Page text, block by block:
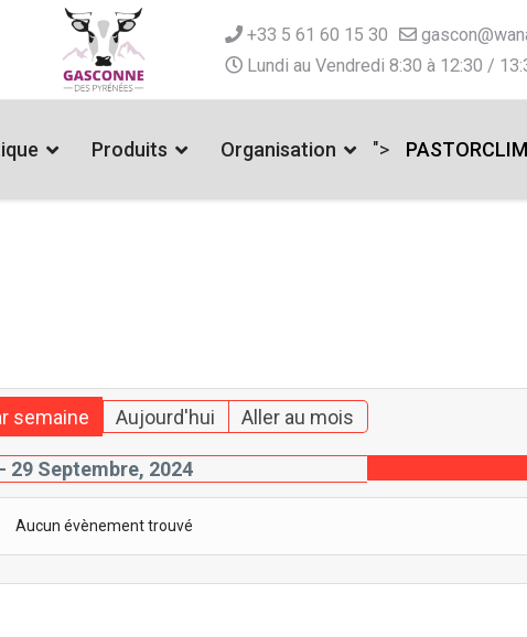
+33 5 61 60 15 30
Lundi au Vendredi 8:30 à 12:30 /
Produits Organisation "> PASTORCLIM
semaine Aujourd'hui Aller au mois
29 Septembre, 2024
Aucun évènement trouvé